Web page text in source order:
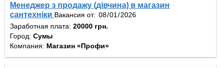
Менеджер з продажу (дівчина) в магазин
сантехніки Вакансия от:
Заработная плата: 20000 грн.
Город: Сумы
Компания: Магазин «Профи»